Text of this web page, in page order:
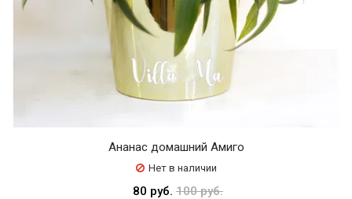
Ананас домашний Амиго
Нет в наличии
80 руб. 100 руб.